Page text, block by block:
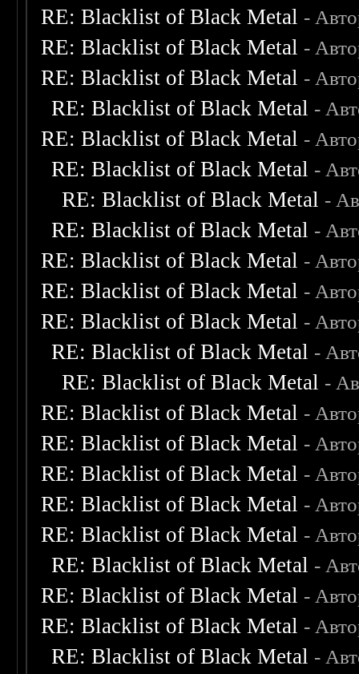
RE: Blacklist of Black Metal -
RE: Blacklist of Black Metal -
RE: Blacklist of Black Metal -
RE: Blacklist of Black Metal -
RE: Blacklist of Black Metal -
RE: Blacklist of Black Metal -
RE: Blacklist of Black Metal -
RE: Blacklist of Black Metal -
RE: Blacklist of Black Metal -
RE: Blacklist of Black Metal -
RE: Blacklist of Black Metal -
RE: Blacklist of Black Metal -
RE: Blacklist of Black Metal -
RE: Blacklist of Black Metal -
RE: Blacklist of Black Metal -
RE: Blacklist of Black Metal -
RE: Blacklist of Black Metal -
RE: Blacklist of Black Metal -
RE: Blacklist of Black Metal -
RE: Blacklist of Black Metal -
RE: Blacklist of Black Metal -
RE: Blacklist of Black Metal -